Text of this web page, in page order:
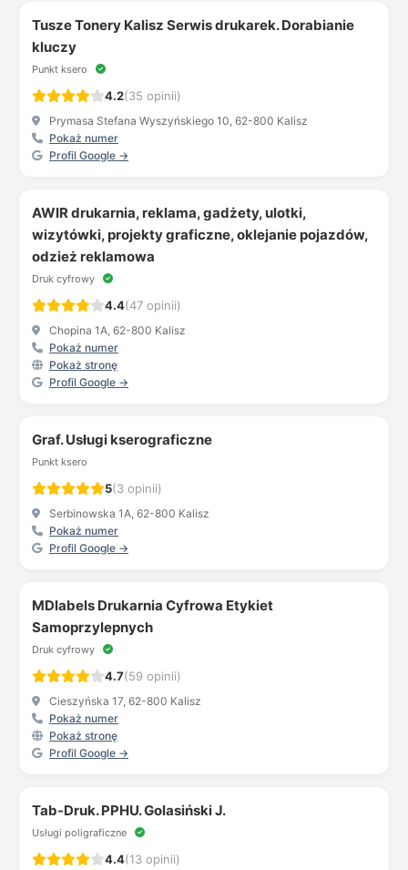
Tusze Tonery Kalisz Serwis drukarek. Dorabianie
kluczy
Punkt ksero
4.2(35 opinii)
Prymasa Stefana Wyszyńskiego 10, 62-800 Kalisz
Pokaż numer
Profil Google →
AWIR drukarnia, reklama, gadżety, ulotki,
wizytówki, projekty graficzne, oklejanie pojazdów,
odzież reklamowa
Druk cyfrowy
4.4(47 opinii)
Chopina 1A, 62-800 Kalisz
Pokaż numer
Pokaż stronę
Profil Google →
Graf. Usługi kserograficzne
Punkt ksero
5(3 opinii)
Serbinowska 1A, 62-800 Kalisz
Pokaż numer
Profil Google →
MDlabels Drukarnia Cyfrowa Etykiet
Samoprzylepnych
Druk cyfrowy
4.7(59 opinii)
Cieszyńska 17, 62-800 Kalisz
Pokaż numer
Pokaż stronę
Profil Google →
Tab-Druk. PPHU. Golasiński J.
Usługi poligraficzne
4.4(13 opinii)